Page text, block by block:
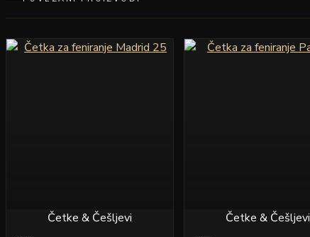
Četke & Češljevi Četke & Češljevi